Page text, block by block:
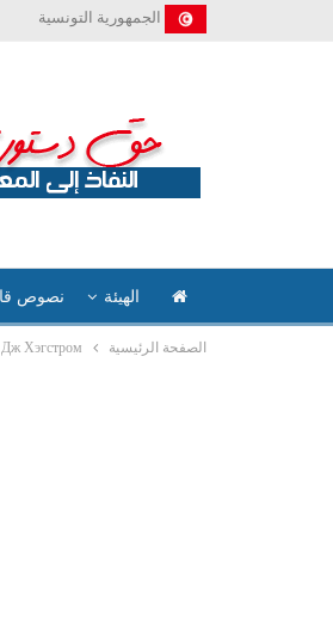
الجمهورية التونسية
الهيئة نصوص
الصفحة الرئيسية Дж Хэгстром